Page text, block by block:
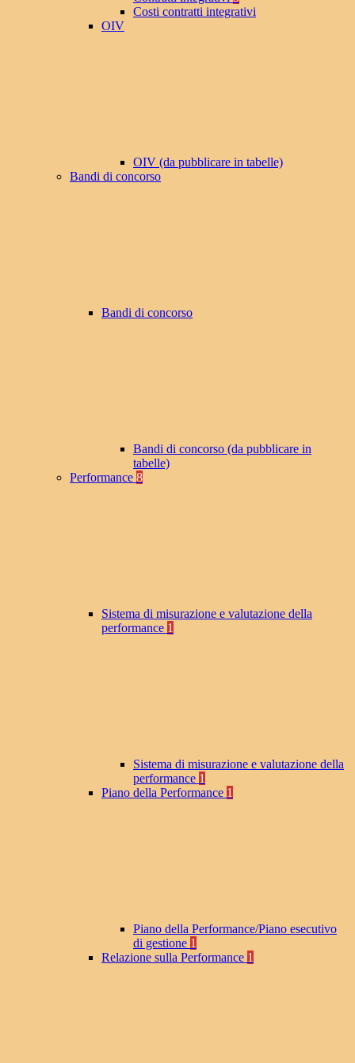
Costi contratti integrativi
OIV
OIV (da pubblicare in tabelle)
Bandi di concorso
Bandi di concorso
Bandi di concorso (da pubblicare in
tabelle)
Performance 8
Sistema di misurazione e valutazione della
performance 1
Sistema di misurazione e valutazione della
performance 1
Piano della Performance 1
Piano della Performance/Piano esecutivo
di gestione 1
Relazione sulla Performance 1